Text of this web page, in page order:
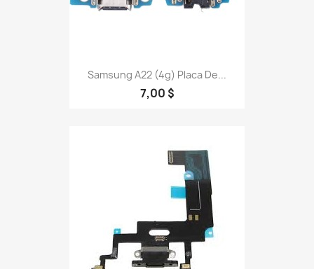
Samsung A22 (4g) Placa De...
7,00 $